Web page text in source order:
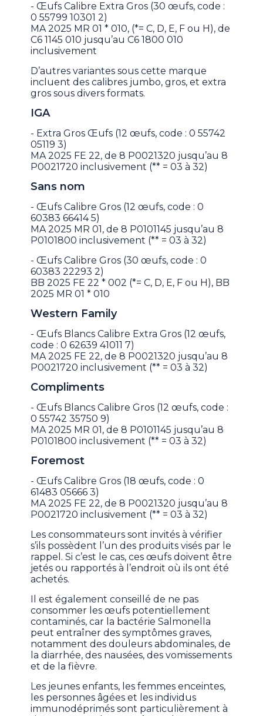
- Œufs Calibre Extra Gros (30 œufs, code :
0 55799 10301 2)
MA 2025 MR 01 * 010, (*= C, D, E, F ou H), de
C6 1145 010 jusqu’au C6 1800 010
inclusivement
D’autres variantes sous cette marque
incluent des calibres jumbo, gros, et extra
gros sous divers formats.
IGA
- Extra Gros Œufs (12 œufs, code : 0 55742
05119 3)
MA 2025 FE 22, de 8 P0021320 jusqu’au 8
P0021720 inclusivement (** = 03 à 32)
Sans nom
- Œufs Calibre Gros (12 œufs, code : 0
60383 66414 5)
MA 2025 MR 01, de 8 P0101145 jusqu’au 8
P0101800 inclusivement (** = 03 à 32)
- Œufs Calibre Gros (30 œufs, code : 0
60383 22293 2)
BB 2025 FE 22 * 002 (*= C, D, E, F ou H), BB
2025 MR 01 * 010
Western Family
- Œufs Blancs Calibre Extra Gros (12 œufs,
code : 0 62639 41011 7)
MA 2025 FE 22, de 8 P0021320 jusqu’au 8
P0021720 inclusivement (** = 03 à 32)
Compliments
- Œufs Blancs Calibre Gros (12 œufs, code :
0 55742 35750 9)
MA 2025 MR 01, de 8 P0101145 jusqu’au 8
P0101800 inclusivement (** = 03 à 32)
Foremost
- Œufs Calibre Gros (18 œufs, code : 0
61483 05666 3)
MA 2025 FE 22, de 8 P0021320 jusqu’au 8
P0021720 inclusivement (** = 03 à 32)
Les consommateurs sont invités à vérifier
s’ils possèdent l’un des produits visés par le
rappel. Si c’est le cas, ces œufs doivent être
jetés ou rapportés à l’endroit où ils ont été
achetés.
Il est également conseillé de ne pas
consommer les œufs potentiellement
contaminés, car la bactérie Salmonella
peut entraîner des symptômes graves,
notamment des douleurs abdominales, de
la diarrhée, des nausées, des vomissements
et de la fièvre.
Les jeunes enfants, les femmes enceintes,
les personnes âgées et les individus
immunodéprimés sont particulièrement à